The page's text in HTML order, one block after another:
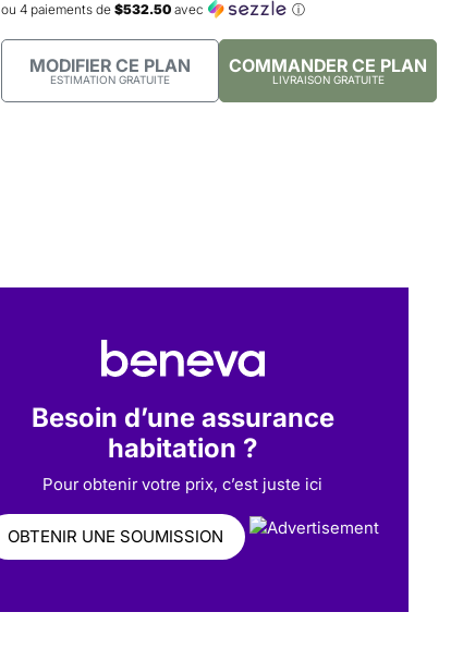
ou 4 paiements de $532.50 avec ⓘ
MODIFIER CE PLAN
ESTIMATION GRATUITE
COMMANDER CE PLAN
LIVRAISON GRATUITE
Besoin d’une assurance
habitation ?
Pour obtenir votre prix, c’est juste ici
OBTENIR UNE SOUMISSION